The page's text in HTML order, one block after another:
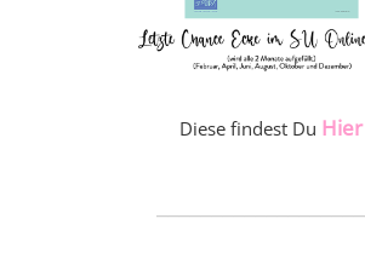
Diese findest Du Hier